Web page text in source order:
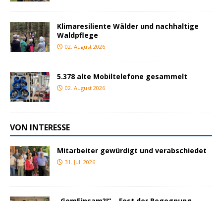
Klimaresiliente Wälder und nachhaltige
Waldpflege
02. August 2026
5.378 alte Mobiltelefone gesammelt
02. August 2026
VON INTERESSE
Mitarbeiter gewürdigt und verabschiedet
31. Juli 2026